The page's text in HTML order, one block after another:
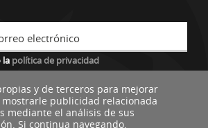
electrónico
la política de privacidad
a otras ofertas o promociones.
y de terceros para mejorar
mostrarle publicidad relacionada
mediante el análisis de sus
Si continua navegando,